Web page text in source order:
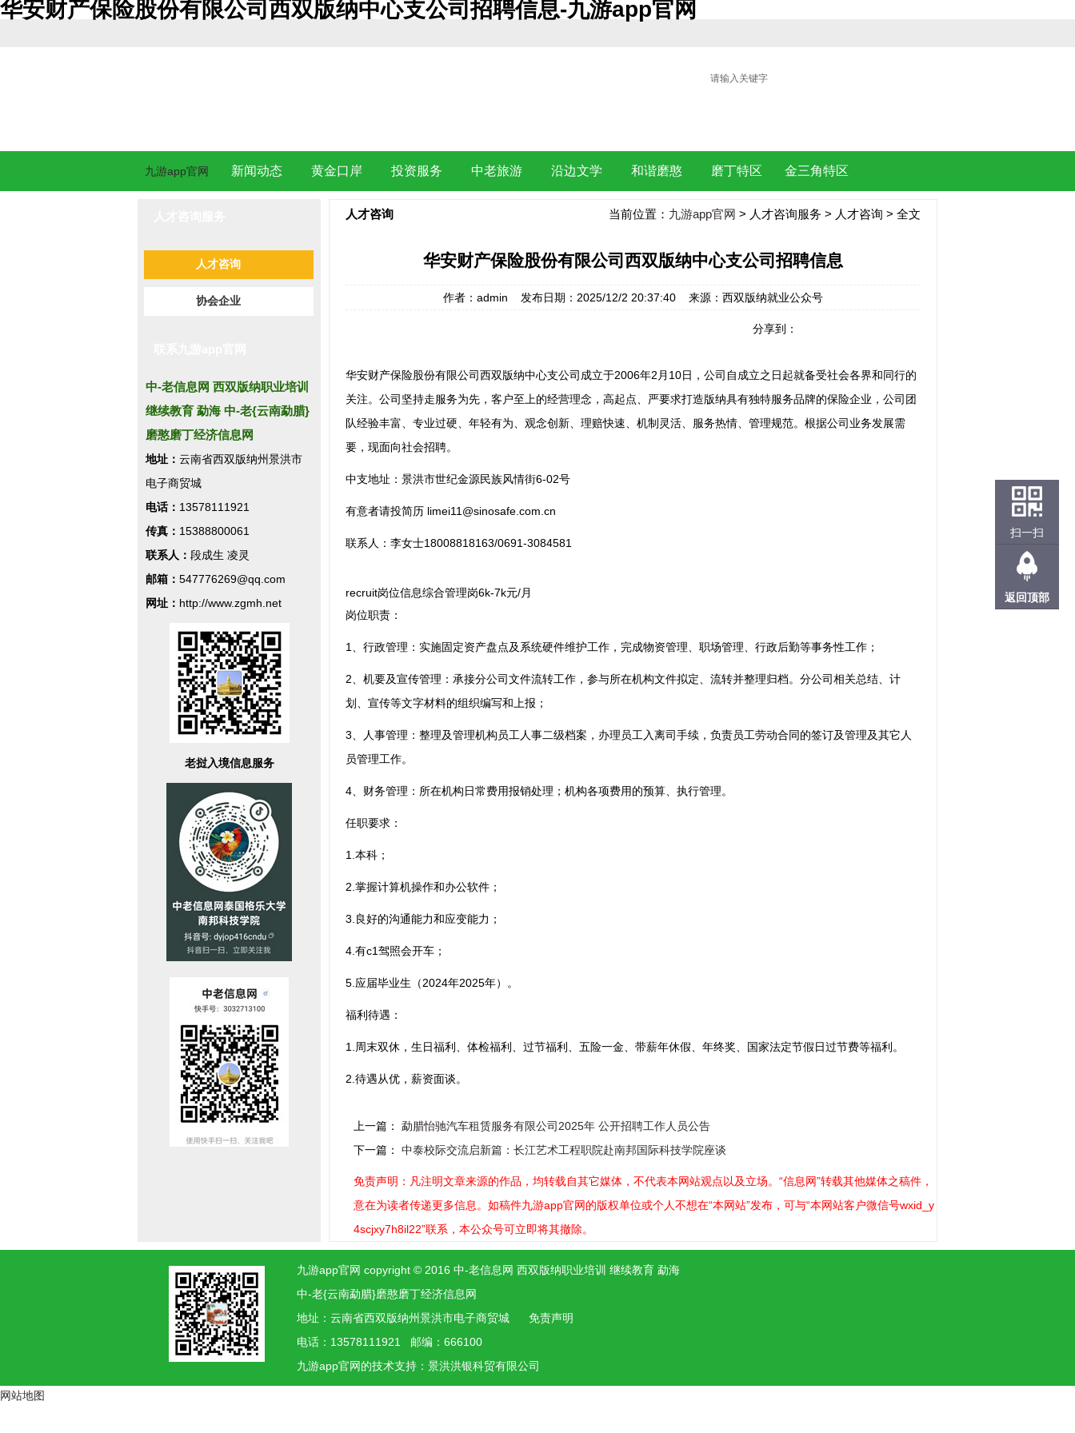
华安财产保险股份有限公司西双版纳中心支公司招聘信息-九游app官网
九游app官网 新闻动态 黄金口岸 投资服务 中老旅游 沿边文学 和谐磨憨 磨丁特区 金三角特区
人才咨询
协会企业
中-老信息网 西双版纳职业培训
继续教育 勐海 中-老{云南勐腊}
磨憨磨丁经济信息网
地址： 云南省西双版纳州景洪市
电子商贸城
电话： 13578111921
传真： 15388800061
联系人： 段成生 凌灵
邮箱： 547776269@qq.com
网址： http://www.zgmh.net
老挝入境信息服务
人才咨询 当前位置： 九游app官网 > 人才咨询服务 > 人才咨询 > 全文
华安财产保险股份有限公司西双版纳中心支公司招聘信息
作者：admin 发布日期：2025/12/2 20:37:40 来源：西双版纳就业公众号
分享到：
华安财产保险股份有限公司西双版纳中心支公司成立于2006年2月10日，公司自成立之日起就备受社会各界和同行的
关注。公司坚持走服务为先，客户至上的经营理念，高起点、严要求打造版纳具有独特服务品牌的保险企业，公司团
队经验丰富、专业过硬、年轻有为、观念创新、理赔快速、机制灵活、服务热情、管理规范。根据公司业务发展需
要，现面向社会招聘。
中支地址：景洪市世纪金源民族风情街6-02号
有意者请投简历 limei11@sinosafe.com.cn
联系人：李女士18008818163/0691-3084581
recruit岗位信息综合管理岗6k-7k元/月
岗位职责：
1、行政管理：实施固定资产盘点及系统硬件维护工作，完成物资管理、职场管理、行政后勤等事务性工作；
2、机要及宣传管理：承接分公司文件流转工作，参与所在机构文件拟定、流转并整理归档。分公司相关总结、计
划、宣传等文字材料的组织编写和上报；
3、人事管理：整理及管理机构员工人事二级档案，办理员工入离司手续，负责员工劳动合同的签订及管理及其它人
员管理工作。
4、财务管理：所在机构日常费用报销处理；机构各项费用的预算、执行管理。
任职要求：
1.本科；
2.掌握计算机操作和办公软件；
3.良好的沟通能力和应变能力；
4.有c1驾照会开车；
5.应届毕业生（2024年2025年）。
福利待遇：
1.周末双休，生日福利、体检福利、过节福利、五险一金、带薪年休假、年终奖、国家法定节假日过节费等福利。
2.待遇从优，薪资面谈。
上一篇： 勐腊怡驰汽车租赁服务有限公司2025年 公开招聘工作人员公告
下一篇： 中泰校际交流启新篇：长江艺术工程职院赴南邦国际科技学院座谈
免责声明：凡注明文章来源的作品，均转载自其它媒体，不代表本网站观点以及立场。“信息网”转载其他媒体之稿件，
意在为读者传递更多信息。如稿件九游app官网的版权单位或个人不想在“本网站”发布，可与“本网站客户微信号wxid_y
4scjxy7h8il22”联系，本公众号可立即将其撤除。
九游app官网 copyright © 2016 中-老信息网 西双版纳职业培训 继续教育 勐海
中-老{云南勐腊}磨憨磨丁经济信息网
地址：云南省西双版纳州景洪市电子商贸城 免责声明
电话：13578111921 邮编：666100
九游app官网的技术支持：景洪洪银科贸有限公司
扫一扫
返回顶部
网站地图